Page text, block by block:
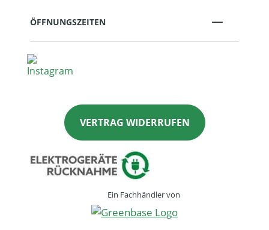
ÖFFNUNGSZEITEN
VERTRAG WIDERRUFEN
Ein Fachhändler von